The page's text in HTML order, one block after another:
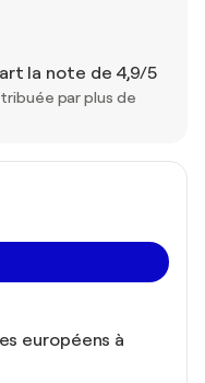
la note de 4,9/5
par plus de
européens à